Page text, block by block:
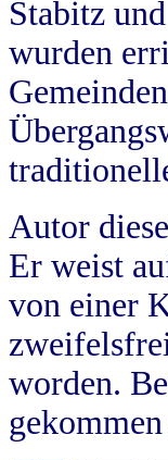
Stabitz
wurden
Autor
Er weist
von einer
worden.